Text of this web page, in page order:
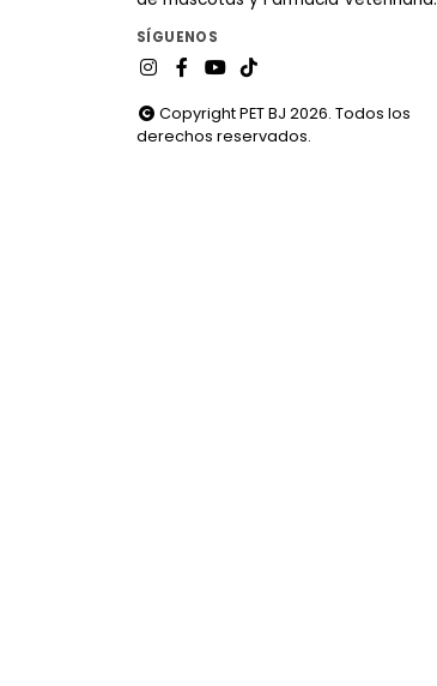
SÍGUENOS
Copyright PET BJ 2026. Todos los
derechos reservados.